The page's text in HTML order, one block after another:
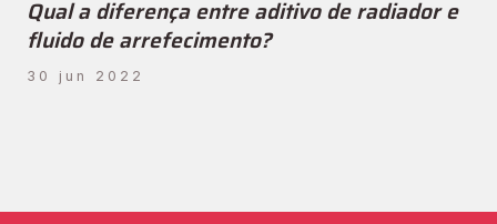
Qual a diferença entre aditivo de radiador e
fluido de arrefecimento?
30 jun 2022